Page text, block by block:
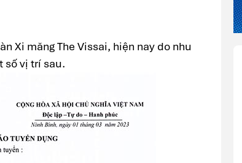
Xi măng The Vissai, hiện nay do nhu
số vị trí sau.